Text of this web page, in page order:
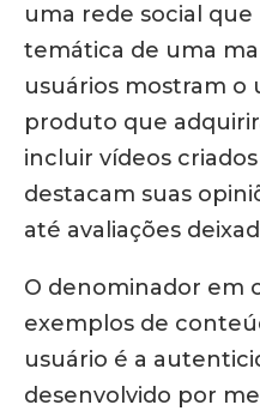
uma rede social
temática de uma
usuários mostram o
produto que
incluir vídeos
destacam suas
até avaliações
O denominador em
exemplos de
usuário é a
desenvolvido por